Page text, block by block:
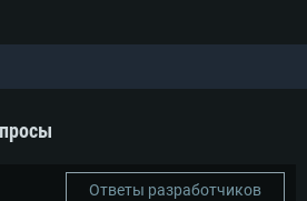
Ответы разработчиков